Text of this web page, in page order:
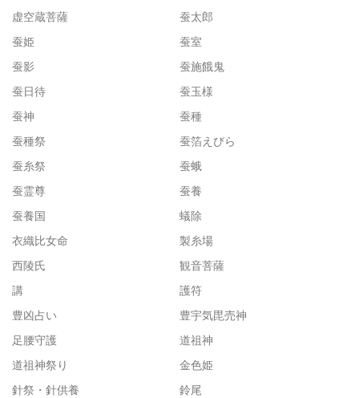
虚空蔵菩薩
蚕太郎
蚕姫
蚕室
蚕影
蚕施餓鬼
蚕日待
蚕玉様
蚕神
蚕種
蚕種祭
蚕箔えびら
蚕糸祭
蚕蛾
蚕霊尊
蚕養
蚕養国
蟻除
衣織比女命
製糸場
西陵氏
観音菩薩
講
護符
豊凶占い
豊宇気毘売神
足腰守護
道祖神
道祖神祭り
金色姫
針祭・針供養
鈴尾